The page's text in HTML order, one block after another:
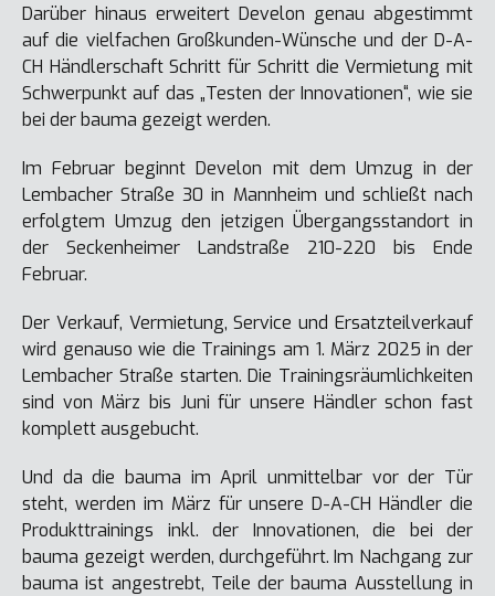
Darüber hinaus erweitert Develon genau abgestimmt
auf die vielfachen Großkunden-Wünsche und der D-A-
CH Händlerschaft Schritt für Schritt die Vermietung mit
Schwerpunkt auf das „Testen der Innovationen“, wie sie
bei der bauma gezeigt werden.
Im Februar beginnt Develon mit dem Umzug in der
Lembacher Straße 30 in Mannheim und schließt nach
erfolgtem Umzug den jetzigen Übergangsstandort in
der Seckenheimer Landstraße 210-220 bis Ende
Februar.
Der Verkauf, Vermietung, Service und Ersatzteilverkauf
wird genauso wie die Trainings am 1. März 2025 in der
Lembacher Straße starten. Die Trainingsräumlichkeiten
sind von März bis Juni für unsere Händler schon fast
komplett ausgebucht.
Und da die bauma im April unmittelbar vor der Tür
steht, werden im März für unsere D-A-CH Händler die
Produkttrainings inkl. der Innovationen, die bei der
bauma gezeigt werden, durchgeführt. Im Nachgang zur
bauma ist angestrebt, Teile der bauma Ausstellung in